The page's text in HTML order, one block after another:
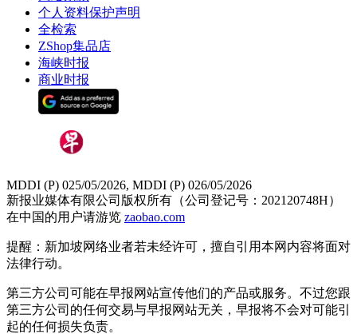
个人资料保护声明
全检索
ZShop集品店
海峡时报
商业时报
MDDI (P) 025/05/2026, MDDI (P) 026/05/2026
新报业媒体有限公司版权所有（公司登记号：202120748H）
在中国的用户请游览 zaobao.com
提醒：新加坡网络业者若未经许可，擅自引用本网内容将面对
法律行动。
第三方公司可能在早报网站宣传他们的产品或服务。不过您跟
第三方公司的任何交易与早报网站无关，早报将不会对可能引
起的任何损失负责。